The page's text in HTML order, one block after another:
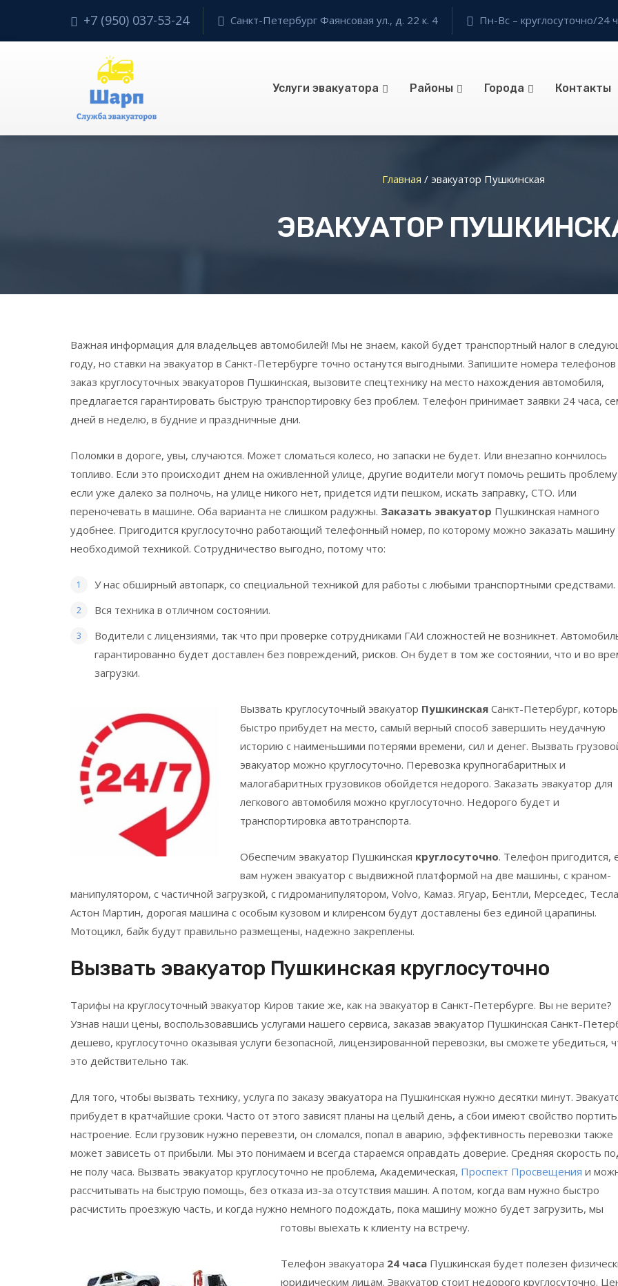
+7 (950) 037-53-24 Санкт-Петербург Фаянсовая ул., д. 22 к. 4 Пн-Вс – круглосуточно/24
Услуги эвакуатора Районы Города Контакты
Главная / эвакуатор Пушкинская
ЭВАКУАТОР
Важная информация для владельцев автомобилей! Мы не знаем, какой будет транспортный налог в
году, но ставки на эвакуатор в Санкт-Петербурге точно останутся выгодными. Запишите номера телефонов
заказ круглосуточных эвакуаторов Пушкинская, вызовите спецтехнику на место нахождения автомобиля,
предлагается гарантировать быструю транспортировку без проблем. Телефон принимает заявки 24 часа,
дней в неделю, в будние и праздничные дни.
Поломки в дороге, увы, случаются. Может сломаться колесо, но запаски не будет. Или внезапно кончилось
топливо. Если это происходит днем ​​на оживленной улице, другие водители могут помочь решить
если уже далеко за полночь, на улице никого нет, придется идти пешком, искать заправку, СТО. Или
переночевать в машине. Оба варианта не слишком радужны. Заказать эвакуатор Пушкинская намного
удобнее. Пригодится круглосуточно работающий телефонный номер, по которому можно заказать машину
необходимой техникой. Сотрудничество выгодно, потому что:
У нас обширный автопарк, со специальной техникой для работы с любыми транспортными средствами.
Вся техника в отличном состоянии.
Водители с лицензиями, так что при проверке сотрудниками ГАИ сложностей не возникнет.
гарантированно будет доставлен без повреждений, рисков. Он будет в том же состоянии, что и во
загрузки.
Вызвать круглосуточный эвакуатор Пушкинская Санкт-Петербург,
быстро прибудет на место, самый верный способ завершить неудачную
историю с наименьшими потерями времени, сил и денег. Вызвать
эвакуатор можно круглосуточно. Перевозка крупногабаритных и
малогабаритных грузовиков обойдется недорого. Заказать эвакуатор для
легкового автомобиля можно круглосуточно. Недорого будет и
транспортировка автотранспорта.
Обеспечим эвакуатор Пушкинская круглосуточно. Телефон пригодится,
вам нужен эвакуатор с выдвижной платформой на две машины, с краном-
манипулятором, с частичной загрузкой, с гидроманипулятором, Volvo, Камаз. Ягуар, Бентли, Мерседес,
Астон Мартин, дорогая машина с особым кузовом и клиренсом будут доставлены без единой царапины.
Мотоцикл, байк будут правильно размещены, надежно закреплены.
Вызвать эвакуатор Пушкинская круглосуточно
Тарифы на круглосуточный эвакуатор Киров такие же, как на эвакуатор в Санкт-Петербурге. Вы не верите?
Узнав наши цены, воспользовавшись услугами нашего сервиса, заказав эвакуатор Пушкинская Санкт-
дешево, круглосуточно оказывая услуги безопасной, лицензированной перевозки, вы сможете убедиться,
это действительно так.
Для того, чтобы вызвать технику, услуга по заказу эвакуатора на Пушкинская нужно десятки минут.
прибудет в кратчайшие сроки. Часто от этого зависят планы на целый день, а сбои имеют свойство портить
настроение. Если грузовик нужно перевезти, он сломался, попал в аварию, эффективность перевозки также
может зависеть от прибыли. Мы это понимаем и всегда стараемся оправдать доверие. Средняя скорость
не полу часа. Вызвать эвакуатор круглосуточно не проблема, Академическая, Проспект Просвещения и
рассчитывать на быструю помощь, без отказа из-за отсутствия машин. А потом, когда вам нужно быстро
расчистить проезжую часть, и когда нужно немного подождать, пока машину можно будет загрузить, мы
готовы выехать к клиенту на встречу.
Телефон эвакуатора 24 часа Пушкинская будет полезен
юридическим лицам. Эвакуатор стоит недорого круглосуточно.